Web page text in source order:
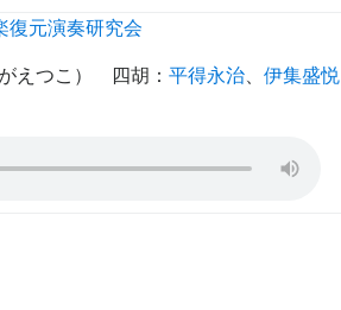
復元演奏研究会
えつこ ） 四胡 ： 平得永治 伊集盛悦